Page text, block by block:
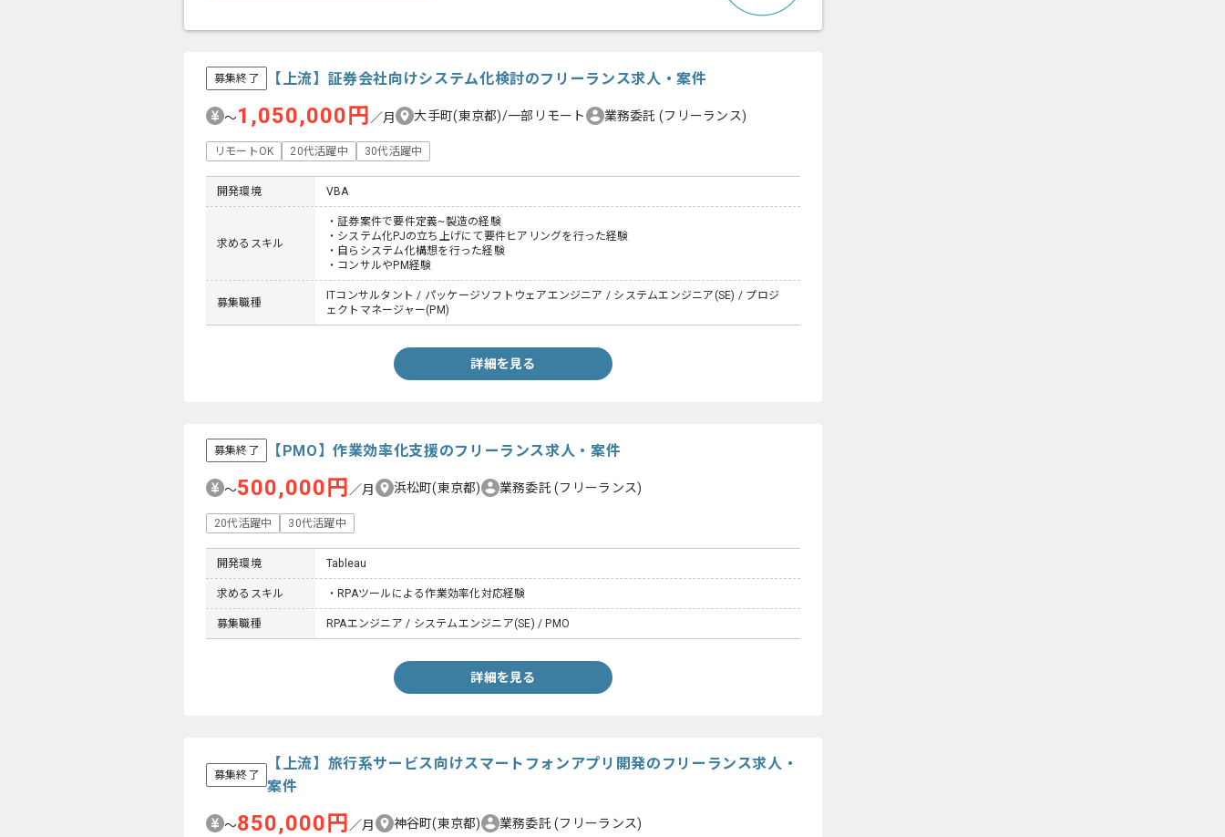
募集終了 【上流】証券会社向けシステム化検討のフリーランス求人・案件
〜1,050,000円 ／月 大手町(東京都)/一部リモート 業務委託(フリーランス)
リモートOK 20代活躍中 30代活躍中
開発環境 VBA
求めるスキル
・証券案件で要件定義~製造の経験
・システム化PJの立ち上げにて要件ヒアリングを行った経験
・自らシステム化構想を行った経験
・コンサルやPM経験
募集職種
ITコンサルタント / パッケージソフトウェアエンジニア / システムエンジニア(SE) / プロジ
ェクトマネージャー(PM)
詳細を見る
募集終了 【PMO】作業効率化支援のフリーランス求人・案件
〜500,000円 ／月 浜松町(東京都) 業務委託(フリーランス)
20代活躍中 30代活躍中
開発環境 Tableau
求めるスキル ・RPAツールによる作業効率化対応経験
募集職種 RPAエンジニア / システムエンジニア(SE) / PMO
詳細を見る
募集終了
【上流】旅行系サービス向けスマートフォンアプリ開発のフリーランス求人・
案件
〜850,000円 ／月 神谷町(東京都) 業務委託(フリーランス)